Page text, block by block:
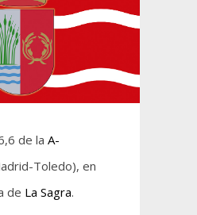
de la A-
Toledo), en
de La Sagra.